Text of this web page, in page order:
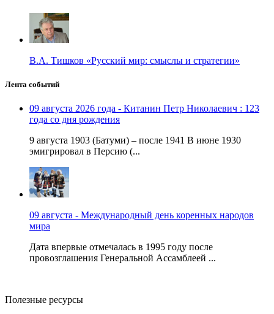
В.А. Тишков «Русский мир: смыслы и стратегии»
Лента событий
09 августа 2026 года - Китанин Петр Николаевич : 123
года со дня рождения
9 августа 1903 (Батуми) – после 1941 В июне 1930
эмигрировал в Персию (...
09 августа - Международный день коренных народов
мира
Дата впервые отмечалась в 1995 году после
провозглашения Генеральной Ассамблеей ...
Полезные ресурсы